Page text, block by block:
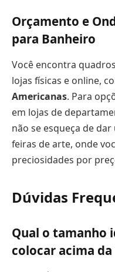
Orçamento e
para Banheiro
Você encontra
lojas físicas e online,
Americanas. Para
em lojas de
não se esqueça de
feiras de arte, onde
preciosidades por
Dúvidas
Qual o tamanho
colocar acima da